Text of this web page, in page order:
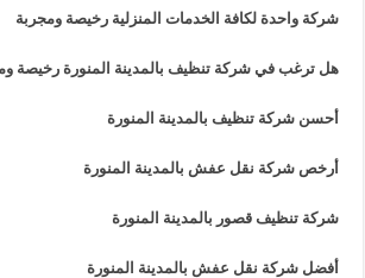
شركة واحدة لكافة الخدمات المنزلية رخيصة ومجربة
هل ترغب في شركة تنظيف بالمدينة المنورة رخيصة
أحسن شركة تنظيف بالمدينة المنورة
أرخص شركة نقل عفش بالمدينة المنورة
شركة تنظيف قصور بالمدينة المنورة
أفضل شركة نقل عفش بالمدينة المنورة